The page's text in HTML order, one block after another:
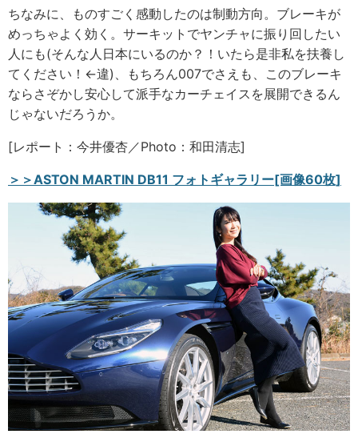
ちなみに、ものすごく感動したのは制動方向。ブレーキが
めっちゃよく効く。サーキットでヤンチャに振り回したい
人にも(そんな人日本にいるのか？！いたら是非私を扶養し
てください！←違)、もちろん007でさえも、このブレーキ
ならさぞかし安心して派手なカーチェイスを展開できるん
じゃないだろうか。
[レポート：今井優杏／Photo：和田清志]
＞＞ASTON MARTIN DB11 フォトギャラリー[画像60枚]